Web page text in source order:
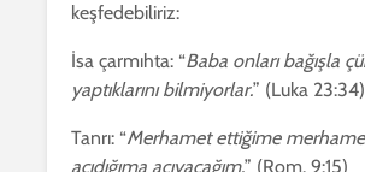
keşfedebiliriz:
İsa çarmıhta: “Baba onları bağışla
yaptıklarını bilmiyorlar.” (Luka 23:34)
Tanrı: “Merhamet ettiğime
acıdığıma acıyacağım.” (Rom. 9:15)